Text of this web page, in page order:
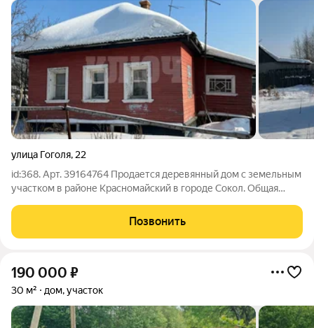
улица Гоголя, 22
id:368. Арт. 39164764 Продается деревянный дом с земельным
участком в районе Красномайский в городе Сокол. Общая
бревенчатый. - В доме располагаются: 1 комнаты, кухня,
веранда. - В качестве
Позвонить
190 000 ₽
30 м² дом, участок